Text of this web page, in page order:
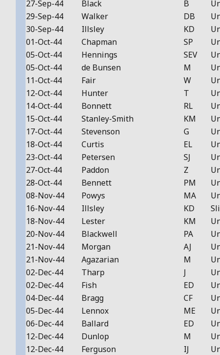
27-Sep-44
Black B
29-Sep-44
Walker DB
30-Sep-44
Illsley KD
01-Oct-44
Chapman SP
05-Oct-44
Hennings SEV
05-Oct-44
de Bunsen M
11-Oct-44
Fair W
12-Oct-44
Hunter T
14-Oct-44
Bonnett RL
15-Oct-44
Stanley-Smith KM
17-Oct-44
Stevenson G
18-Oct-44
Curtis EL
23-Oct-44
Petersen SJ
27-Oct-44
Paddon Z
28-Oct-44
Bennett PM
08-Nov-44
Powys MA
16-Nov-44
Illsley KD
18-Nov-44
Lester KM
20-Nov-44
Blackwell PA
21-Nov-44
Morgan AJ
21-Nov-44
Agazarian M
02-Dec-44
Tharp J
02-Dec-44
Fish ED
04-Dec-44
Bragg CF
05-Dec-44
Lennox ME
06-Dec-44
Ballard ED
12-Dec-44
Dunlop M
12-Dec-44
Ferguson IJ